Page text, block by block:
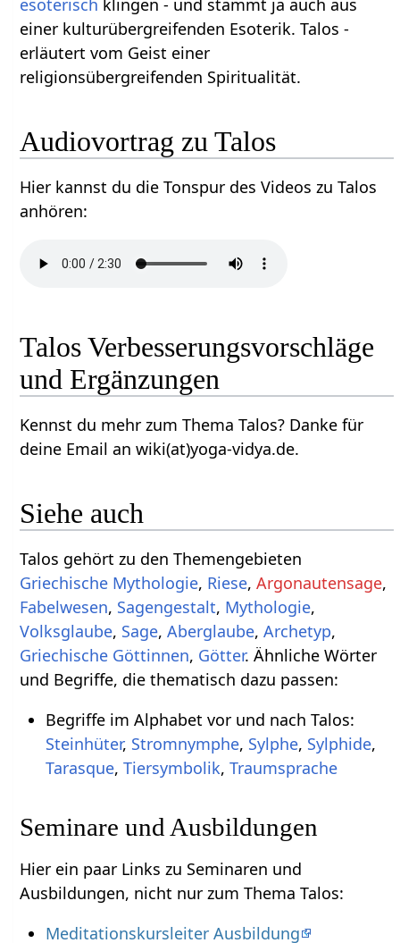
esoterisch klingen - und stammt ja auch aus
einer kulturübergreifenden Esoterik. Talos -
erläutert vom Geist einer
religionsübergreifenden Spiritualität.
Audiovortrag zu Talos
Hier kannst du die Tonspur des Videos zu Talos
anhören:
Talos Verbesserungsvorschläge
und Ergänzungen
Kennst du mehr zum Thema Talos? Danke für
deine Email an wiki(at)yoga-vidya.de.
Siehe auch
Talos gehört zu den Themengebieten
Griechische Mythologie, Riese,Argonautensage,
Fabelwesen, Sagengestalt, Mythologie,
Volksglaube, Sage,Aberglaube,Archetyp,
Griechische Göttinnen, Götter. Ähnliche Wörter
und Begriffe, die thematisch dazu passen:
Begriffe im Alphabet vor und nach Talos:
Steinhüter, Stromnymphe, Sylphe, Sylphide,
Tarasque, Tiersymbolik, Traumsprache
Seminare und Ausbildungen
Hier ein paar Links zu Seminaren und
Ausbildungen, nicht nur zum Thema Talos:
Meditationskursleiter Ausbildung